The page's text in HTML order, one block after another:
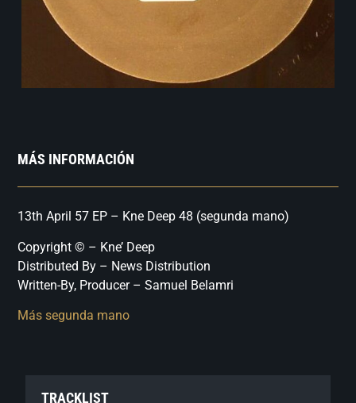
MÁS INFORMACIÓN
13th April 57 EP – Kne Deep 48 (segunda mano)
Copyright © – Kne’ Deep
Distributed By – News Distribution
Written-By, Producer – Samuel Belamri
Más segunda mano
TRACKLIST